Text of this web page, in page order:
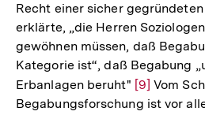
Recht einer sicher
erklärte, „die Herren
gewöhnen müssen, daß
Kategorie ist“, daß Begabung
Erbanlagen beruht" Zur
Auflösung
[9] Vom
Begabungsforschung ist vor